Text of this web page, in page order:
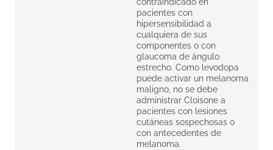
pacientes con
hipersensibilidad a
cualquiera de sus
componentes o con
glaucoma de ángulo
estrecho. Como levodopa
puede activar un melanoma
maligno, no se debe
administrar Cloisone a
pacientes con lesiones
cutáneas sospechosas o
con antecedentes de
melanoma.